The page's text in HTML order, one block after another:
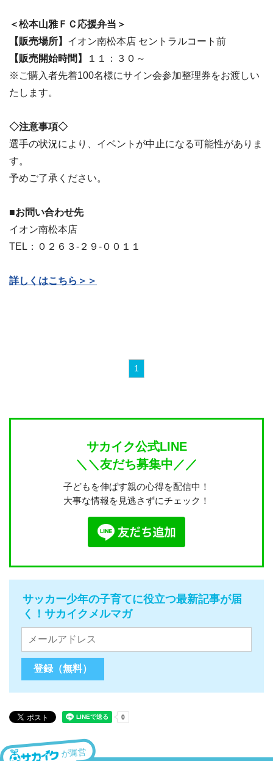
＜松本山雅ＦＣ応援弁当＞
【販売場所】 イオン南松本店 セントラルコート前
【販売開始時間】
１１：３０～
※ご購入者先着100名様にサイン会参加整理券をお渡しい
たします。
◇注意事項◇
選手の状況により、イベントが中止になる可能性がありま
す。
予めご了承ください。
■お問い合わせ先
イオン南松本店
TEL：０２６３-２９-００１１
詳しくはこちら＞＞
1
サカイク公式LINE
＼＼友だち募集中／／
子どもを伸ばす親の心得を配信中！
大事な情報を見逃さずにチェック！
サッカー少年の子育てに役立つ最新記事が届
く！サカイクメルマガ
が運営